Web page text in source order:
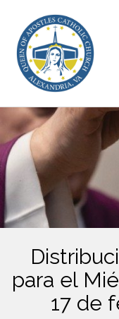
para el
17 de